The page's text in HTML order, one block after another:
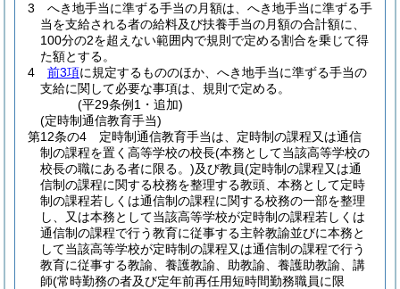
3
へき地手当に準ずる手当の月額は、へき地手当に準ずる手
当を支給される者の給料及び扶養手当の月額の合計額に、
100分の2を超えない範囲内で規則で定める割合を乗じて得
た額とする。
4
前3項に規定するもののほか、へき地手当に準ずる手当の
支給に関して必要な事項は、規則で定める。
(平29条例1・追加)
(定時制通信教育手当)
第12条の4
定時制通信教育手当は、定時制の課程又は通信
制の課程を置く高等学校の校長(本務として当該高等学校の
校長の職にある者に限る。)及び教員(定時制の課程又は通
信制の課程に関する校務を整理する教頭、本務として定時
制の課程若しくは通信制の課程に関する校務の一部を整理
し、又は本務として当該高等学校が定時制の課程若しくは
通信制の課程で行う教育に従事する主幹教諭並びに本務と
して当該高等学校が定時制の課程又は通信制の課程で行う
教育に従事する教諭、養護教諭、助教諭、養護助教諭、講
師(常時勤務の者及び定年前再任用短時間勤務職員に限